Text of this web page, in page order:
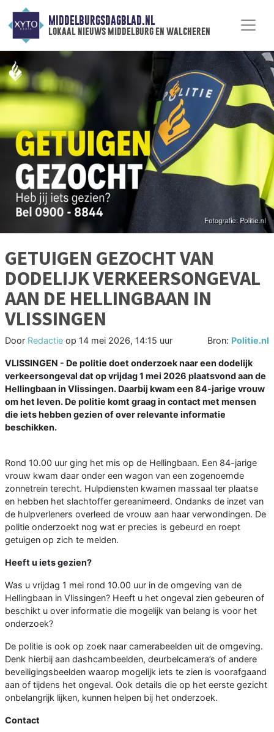
MIDDELBURGSDAGBLAD.NL
lokaal nieuws middelburg en walcheren
GETUIGEN GEZOCHT VAN
DODELIJK VERKEERSONGEVAL
AAN DE HELLINGBAAN IN
VLISSINGEN
Door Redactie op 14 mei 2026, 14:15 uur Bron: Politie.nl
VLISSINGEN - De politie doet onderzoek naar een dodelijk
verkeersongeval dat op vrijdag 1 mei 2026 plaatsvond aan de
Hellingbaan in Vlissingen. Daarbij kwam een 84-jarige vrouw
om het leven. De politie komt graag in contact met mensen
die iets hebben gezien of over relevante informatie
beschikken.
Rond 10.00 uur ging het mis op de Hellingbaan. Een 84-jarige
vrouw kwam daar onder een wagon van een zogenoemde
zonnetrein terecht. Hulpdiensten kwamen massaal ter plaatse
en hebben het slachtoffer gereanimeerd. Ondanks de inzet van
de hulpverleners overleed de vrouw aan haar verwondingen. De
politie onderzoekt nog wat er precies is gebeurd en roept
getuigen op zich te melden.
Heeft u iets gezien?
Was u vrijdag 1 mei rond 10.00 uur in de omgeving van de
Hellingbaan in Vlissingen? Heeft u het ongeval zien gebeuren of
beschikt u over informatie die mogelijk van belang is voor het
onderzoek?
De politie is ook op zoek naar camerabeelden uit de omgeving.
Denk hierbij aan dashcambeelden, deurbelcamera’s of andere
beveiligingsbeelden waarop mogelijk iets te zien is voorafgaand
aan of tijdens het ongeval. Ook details die op het eerste gezicht
onbelangrijk lijken, kunnen helpen bij het onderzoek.
Contact